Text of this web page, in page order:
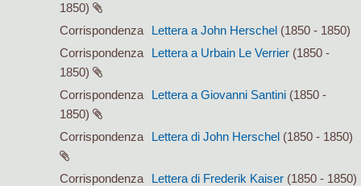
1850)
Corrispondenza
Lettera a John Herschel (1850 - 1850)
Corrispondenza
Lettera a Urbain Le Verrier (1850 -
1850)
Corrispondenza
Lettera a Giovanni Santini (1850 -
1850)
Corrispondenza
Lettera di John Herschel (1850 - 1850)
Corrispondenza Lettera di Frederik Kaiser (1850 - 1850)